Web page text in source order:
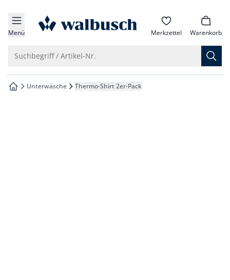
springen
springen
springen
springen
Menü zur Startseite Merkzettel Warenkorb
Suchbegriff / Artikel-Nr.
zur Startseite
Unterwäsche Thermo-Shirt 2er-Pack